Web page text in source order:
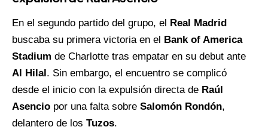
En el segundo partido del grupo, el Real Madrid
buscaba su primera victoria en el Bank of America
Stadium de Charlotte tras empatar en su debut ante
Al Hilal. Sin embargo, el encuentro se complicó
desde el inicio con la expulsión directa de Raúl
Asencio por una falta sobre Salomón Rondón,
delantero de los Tuzos.